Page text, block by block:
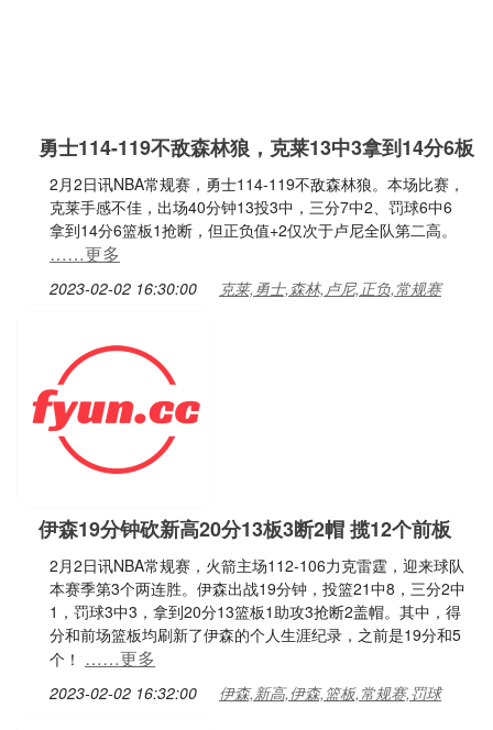
勇士114-119不敌森林狼，克莱13中3拿到14分6板
2月2日讯NBA常规赛，勇士114-119不敌森林狼。本场比赛，
克莱手感不佳，出场40分钟13投3中，三分7中2、罚球6中6
拿到14分6篮板1抢断，但正负值+2仅次于卢尼全队第二高。
……更多
2023-02-02 16:30:00 克莱,勇士,森林,卢尼,正负,常规赛
伊森19分钟砍新高20分13板3断2帽 揽12个前板
2月2日讯NBA常规赛，火箭主场112-106力克雷霆，迎来球队
本赛季第3个两连胜。伊森出战19分钟，投篮21中8，三分2中
1，罚球3中3，拿到20分13篮板1助攻3抢断2盖帽。其中，得
分和前场篮板均刷新了伊森的个人生涯纪录，之前是19分和5
个！ ……更多
2023-02-02 16:32:00 伊森,新高,伊森,篮板,常规赛,罚球